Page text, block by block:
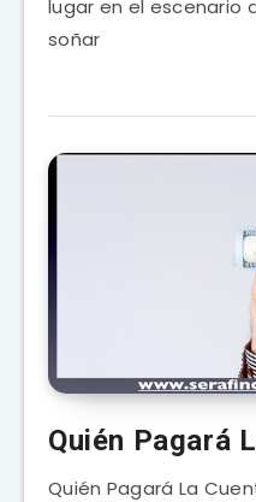
lugar en el escenario
soñar
Quién Pagará
Quién Pagará La